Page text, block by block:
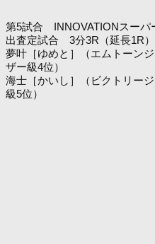
第5試合 INNOVATIONスーパ
出査定試合 3分3R（延長1R）
夢叶［ゆめと］（エムトーン
ザー級4位）
海士［かいし］（ビクトリー
級5位）